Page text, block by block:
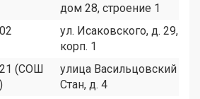
дом 28, строение 1
ул. Исаковского, д. 29,
корп. 1
(СОШ
улица Васильцовский
Стан, д. 4